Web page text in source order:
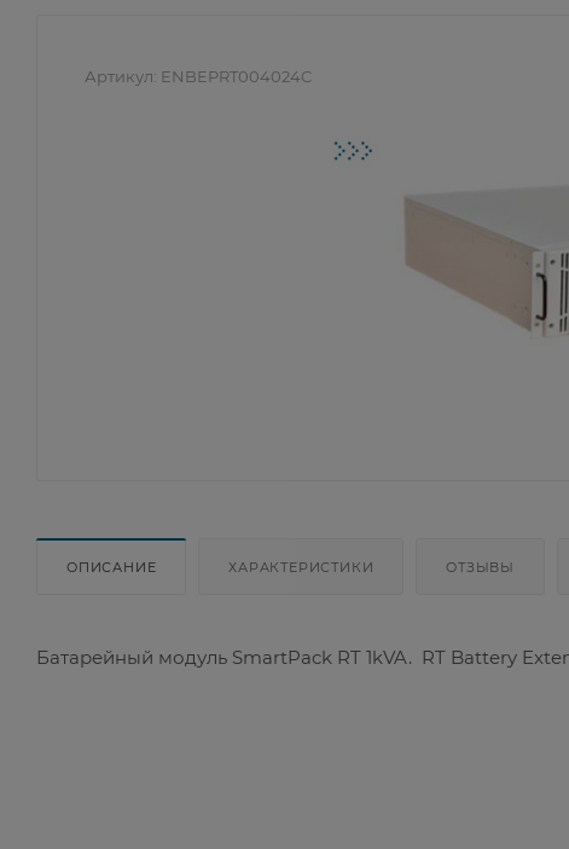
Артикул: ENBEPRT004024C
ОПИСАНИЕ ХАРАКТЕРИСТИКИ ОТЗЫВЫ
Батарейный модуль SmartPack RT 1kVA. RT Battery